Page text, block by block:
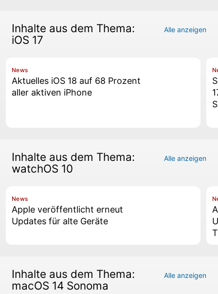
Inhalte aus dem Thema:
iOS 17
Alle anzeigen
News
Aktuelles iOS 18 auf 68 Prozent
aller aktiven iPhone
Inhalte aus dem Thema:
watchOS 10
Alle anzeigen
News
Apple veröffentlicht erneut
Updates für alte Geräte
Inhalte aus dem Thema:
macOS 14 Sonoma
Alle anzeigen